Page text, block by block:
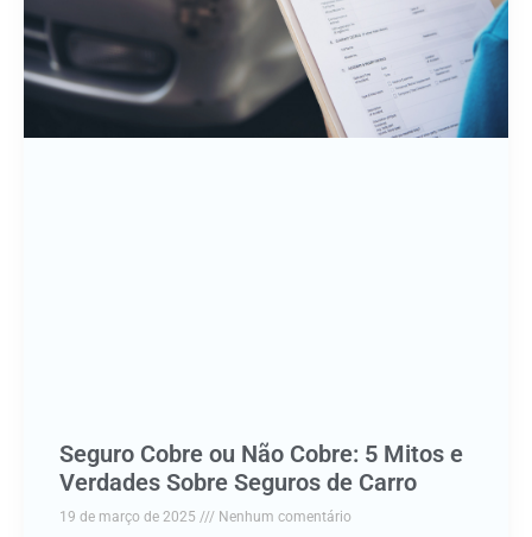
Seguro Cobre ou Não Cobre: 5 Mitos e
Verdades Sobre Seguros de Carro
19 de março de 2025 Nenhum comentário